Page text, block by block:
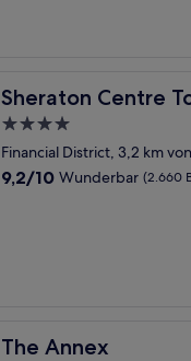
Sheraton Centre
Sheraton Centre
4.0-
Sterne-
Unterkunft
Financial District, 3,2 km
9.2
9,2/10 Wunderbar (2.660
The Annex
The Annex